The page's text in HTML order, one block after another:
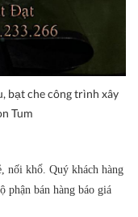
bạt che công trình xây
Tum
nối khổ. Quý khách hàng
phận bán hàng báo giá